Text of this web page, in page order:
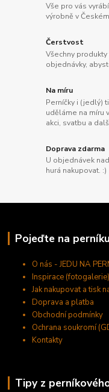
Vše pro vás
výrobně v
Čerstvost
Všechny
objednávky,
Na míru
Perníčky i (jedlý)
uděláme na míru
akci, svatbu a
Doprava zdarma
U objednávek
hurá nakupovat. :)
Pojeďte na
O nás - JEDU NA
Inspirace (fotogalerie)
Jak nakupovat a tisk
Doprava a platba
Obchodní podmínky
Ochrana soukromí
Kontakty
Tipy z